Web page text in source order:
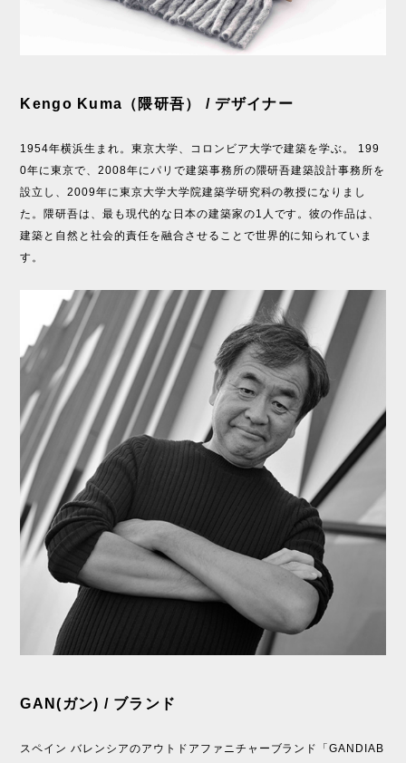
Kengo Kuma（隈研吾） / デザイナー
1954年横浜生まれ。東京大学、コロンビア大学で建築を学ぶ。 199
0年に東京で、2008年にパリで建築事務所の隈研吾建築設計事務所を
設立し、2009年に東京大学大学院建築学研究科の教授になりまし
た。隈研吾は、最も現代的な日本の建築家の1人です。彼の作品は、
建築と自然と社会的責任を融合させることで世界的に知られていま
す。
GAN(ガン) / ブランド
スペイン バレンシアのアウトドアファニチャーブランド「GANDIAB